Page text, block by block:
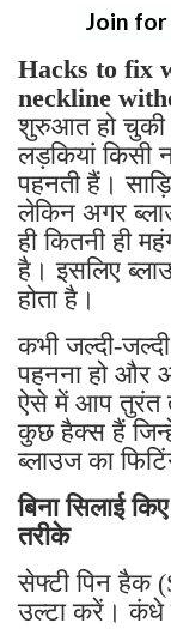
Join for
Hacks to fix
neckline
शुरुआत हो चुकी
लड़कियां किसी
पहनती हैं।
लेकिन अगर
ही कितनी ही
है। इसलिए
होता है।
कभी जल्दी-
पहनना हो और
ऐसे में आप तुरंत
कुछ हैक्स हैं
ब्लाउज का
बिना सिलाई
तरीके
सेफ्टी पिन हैक
उल्टा करें। कंधे